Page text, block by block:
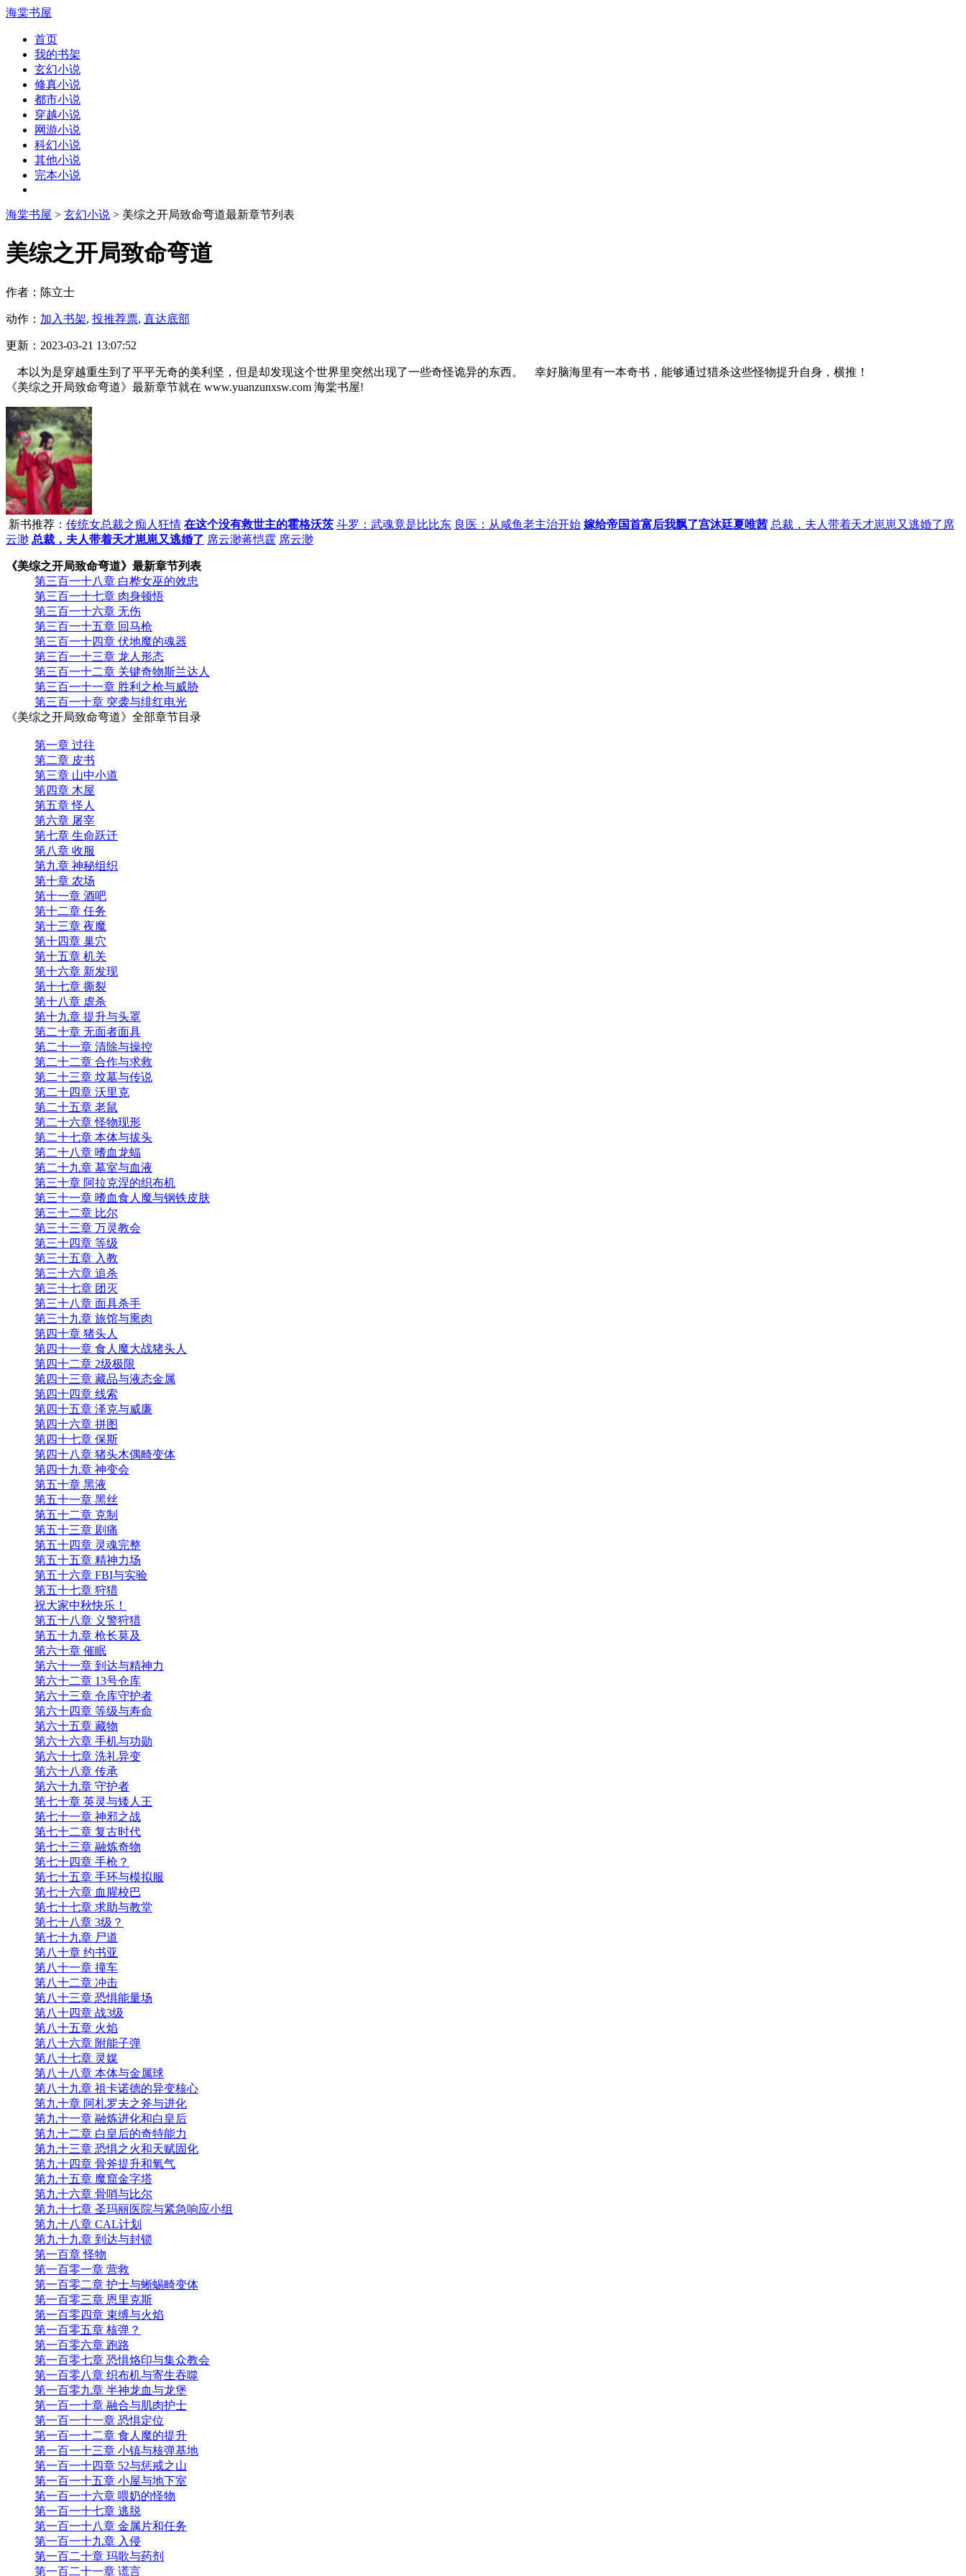
海棠书屋
首页
我的书架
玄幻小说
修真小说
都市小说
穿越小说
网游小说
科幻小说
其他小说
完本小说
海棠书屋 > 玄幻小说 > 美综之开局致命弯道最新章节列表
美综之开局致命弯道
作者：陈立士
动作： 加入书架, 投推荐票, 直达底部
更新：2023-03-21 13:07:52
本以为是穿越重生到了平平无奇的美利坚，但是却发现这个世界里突然出现了一些奇怪诡异的东西。 幸好脑海里有一本奇书，能够通过猎杀这些怪物提升自身，横推！
《美综之开局致命弯道》最新章节就在 www.yuanzunxsw.com 海棠书屋!
新书推荐： 传统女总裁之痴人狂情 在这个没有救世主的霍格沃茨 斗罗：武魂竟是比比东 良医：从咸鱼老主治开始 嫁给帝国首富后我飘了宫沐廷夏唯茜 总裁，夫人带着天才崽崽又逃婚了席
云渺 总裁，夫人带着天才崽崽又逃婚了 席云渺蒋恺霆 席云渺
《美综之开局致命弯道》最新章节列表
第三百一十八章 白桦女巫的效忠
第三百一十七章 肉身顿悟
第三百一十六章 无伤
第三百一十五章 回马枪
第三百一十四章 伏地魔的魂器
第三百一十三章 龙人形态
第三百一十二章 关键奇物斯兰达人
第三百一十一章 胜利之枪与威胁
第三百一十章 突袭与绯红电光
《美综之开局致命弯道》全部章节目录
第一章 过往
第二章 皮书
第三章 山中小道
第四章 木屋
第五章 怪人
第六章 屠宰
第七章 生命跃迁
第八章 收服
第九章 神秘组织
第十章 农场
第十一章 酒吧
第十二章 任务
第十三章 夜魔
第十四章 巢穴
第十五章 机关
第十六章 新发现
第十七章 撕裂
第十八章 虐杀
第十九章 提升与头罩
第二十章 无面者面具
第二十一章 清除与操控
第二十二章 合作与求救
第二十三章 坟墓与传说
第二十四章 沃里克
第二十五章 老鼠
第二十六章 怪物现形
第二十七章 本体与拔头
第二十八章 嗜血龙蝠
第二十九章 墓室与血液
第三十章 阿拉克涅的织布机
第三十一章 嗜血食人魔与钢铁皮肤
第三十二章 比尔
第三十三章 万灵教会
第三十四章 等级
第三十五章 入教
第三十六章 追杀
第三十七章 团灭
第三十八章 面具杀手
第三十九章 旅馆与熏肉
第四十章 猪头人
第四十一章 食人魔大战猪头人
第四十二章 2级极限
第四十三章 藏品与液态金属
第四十四章 线索
第四十五章 泽克与威廉
第四十六章 拼图
第四十七章 保斯
第四十八章 猪头木偶畸变体
第四十九章 神变会
第五十章 黑液
第五十一章 黑丝
第五十二章 克制
第五十三章 剧痛
第五十四章 灵魂完整
第五十五章 精神力场
第五十六章 FBI与实验
第五十七章 狩猎
祝大家中秋快乐！
第五十八章 义警狩猎
第五十九章 枪长莫及
第六十章 催眠
第六十一章 到达与精神力
第六十二章 13号仓库
第六十三章 仓库守护者
第六十四章 等级与寿命
第六十五章 藏物
第六十六章 手机与功勋
第六十七章 洗礼异变
第六十八章 传承
第六十九章 守护者
第七十章 英灵与矮人王
第七十一章 神邪之战
第七十二章 复古时代
第七十三章 融炼奇物
第七十四章 手枪？
第七十五章 手环与模拟服
第七十六章 血腥校巴
第七十七章 求助与教堂
第七十八章 3级？
第七十九章 尸道
第八十章 约书亚
第八十一章 撞车
第八十二章 冲击
第八十三章 恐惧能量场
第八十四章 战3级
第八十五章 火焰
第八十六章 附能子弹
第八十七章 灵媒
第八十八章 本体与金属球
第八十九章 祖卡诺德的异变核心
第九十章 阿札罗夫之斧与进化
第九十一章 融炼进化和白皇后
第九十二章 白皇后的奇特能力
第九十三章 恐惧之火和天赋固化
第九十四章 骨斧提升和氧气
第九十五章 魔窟金字塔
第九十六章 骨哨与比尔
第九十七章 圣玛丽医院与紧急响应小组
第九十八章 CAL计划
第九十九章 到达与封锁
第一百章 怪物
第一百零一章 营救
第一百零二章 护士与蜥蜴畸变体
第一百零三章 恩里克斯
第一百零四章 束缚与火焰
第一百零五章 核弹？
第一百零六章 跑路
第一百零七章 恐惧烙印与集众教会
第一百零八章 织布机与寄生吞噬
第一百零九章 半神龙血与龙堡
第一百一十章 融合与肌肉护士
第一百一十一章 恐惧定位
第一百一十二章 食人魔的提升
第一百一十三章 小镇与核弹基地
第一百一十四章 52与惩戒之山
第一百一十五章 小屋与地下室
第一百一十六章 喂奶的怪物
第一百一十七章 逃脱
第一百一十八章 金属片和任务
第一百一十九章 入侵
第一百二十章 玛歌与药剂
第一百二十一章 谎言